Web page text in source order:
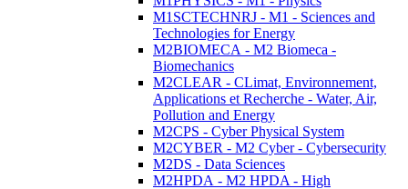
M1SCTECHNRJ - M1 - Sciences and
Technologies for Energy
M2BIOMECA - M2 Biomeca -
Biomechanics
M2CLEAR - CLimat, Environnement,
Applications et Recherche - Water, Air,
Pollution and Energy
M2CPS - Cyber Physical System
M2CYBER - M2 Cyber - Cybersecurity
M2DS - Data Sciences
M2HPDA - M2 HPDA - High